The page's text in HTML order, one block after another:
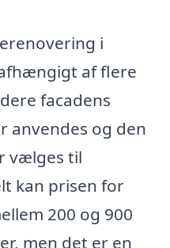
i
af flere
facadens
anvendes og den
vælges til
kan prisen for
200 og 900
men det er en